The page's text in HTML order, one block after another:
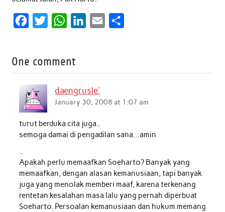
e
o
o
k
t
W
t
A
p
d
n
One comment
daengrusle'
January 30, 2008 at 1:07 am
turut berduka cita juga..
semoga damai di pengadilan sana…amin
..
Apakah perlu memaafkan Soeharto? Banyak yang
memaafkan, dengan alasan kemanusiaan, tapi banyak
juga yang menolak memberi maaf, karena terkenang
rentetan kesalahan masa lalu yang pernah diperbuat
Soeharto. Persoalan kemanusiaan dan hukum memang